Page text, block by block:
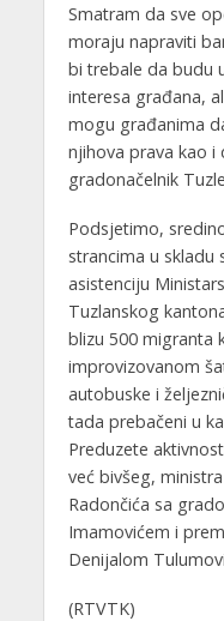
Smatram da sve
moraju napraviti
bi trebale da budu
interesa građana,
mogu građanima
njihova prava kao i
gradonačelnik
Podsjetimo,
strancima u skladu
asistenciju
Tuzlanskog
blizu 500 migranta
improvizovanom
autobuske i
tada prebačeni u
Preduzete
već bivšeg,
Radončića sa
Imamovićem i
Denijalom
(RTVTK)